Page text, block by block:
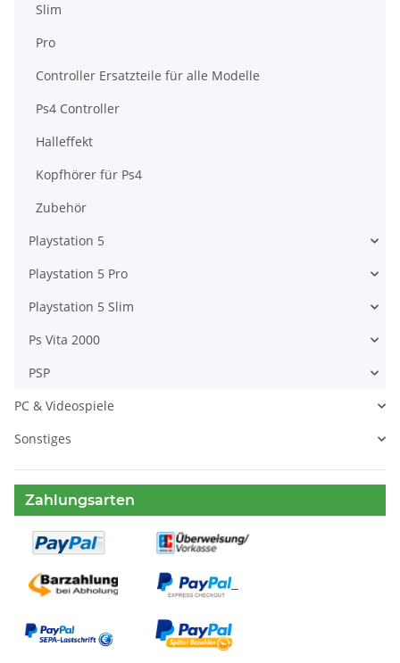
Slim
Pro
Controller Ersatzteile für alle Modelle
Ps4 Controller
Halleffekt
Kopfhörer für Ps4
Zubehör
Playstation 5
Playstation 5 Pro
Playstation 5 Slim
Ps Vita 2000
PSP
PC & Videospiele
Sonstiges
Zahlungsarten